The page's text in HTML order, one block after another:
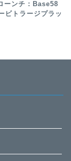
ーンチ：Base58
ビトラージプラッ